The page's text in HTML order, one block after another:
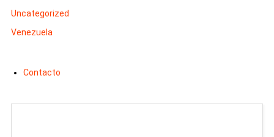
Uncategorized
Venezuela
Contacto